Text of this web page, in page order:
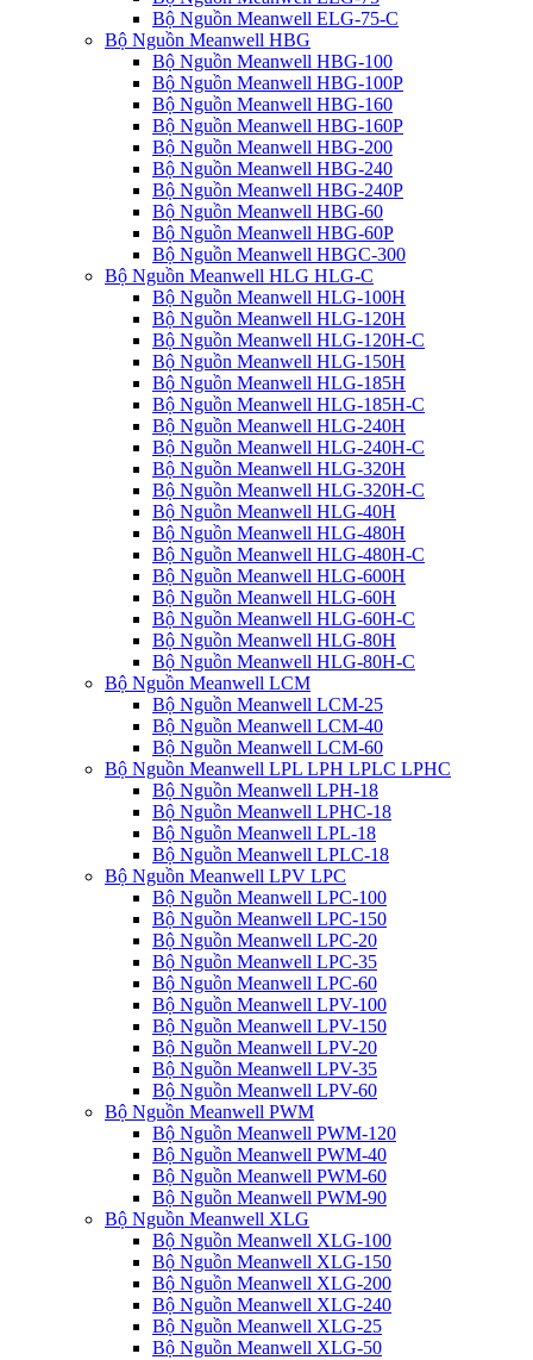
Bộ Nguồn Meanwell ELG-75-C
Bộ Nguồn Meanwell HBG
Bộ Nguồn Meanwell HBG-100
Bộ Nguồn Meanwell HBG-100P
Bộ Nguồn Meanwell HBG-160
Bộ Nguồn Meanwell HBG-160P
Bộ Nguồn Meanwell HBG-200
Bộ Nguồn Meanwell HBG-240
Bộ Nguồn Meanwell HBG-240P
Bộ Nguồn Meanwell HBG-60
Bộ Nguồn Meanwell HBG-60P
Bộ Nguồn Meanwell HBGC-300
Bộ Nguồn Meanwell HLG HLG-C
Bộ Nguồn Meanwell HLG-100H
Bộ Nguồn Meanwell HLG-120H
Bộ Nguồn Meanwell HLG-120H-C
Bộ Nguồn Meanwell HLG-150H
Bộ Nguồn Meanwell HLG-185H
Bộ Nguồn Meanwell HLG-185H-C
Bộ Nguồn Meanwell HLG-240H
Bộ Nguồn Meanwell HLG-240H-C
Bộ Nguồn Meanwell HLG-320H
Bộ Nguồn Meanwell HLG-320H-C
Bộ Nguồn Meanwell HLG-40H
Bộ Nguồn Meanwell HLG-480H
Bộ Nguồn Meanwell HLG-480H-C
Bộ Nguồn Meanwell HLG-600H
Bộ Nguồn Meanwell HLG-60H
Bộ Nguồn Meanwell HLG-60H-C
Bộ Nguồn Meanwell HLG-80H
Bộ Nguồn Meanwell HLG-80H-C
Bộ Nguồn Meanwell LCM
Bộ Nguồn Meanwell LCM-25
Bộ Nguồn Meanwell LCM-40
Bộ Nguồn Meanwell LCM-60
Bộ Nguồn Meanwell LPL LPH LPLC LPHC
Bộ Nguồn Meanwell LPH-18
Bộ Nguồn Meanwell LPHC-18
Bộ Nguồn Meanwell LPL-18
Bộ Nguồn Meanwell LPLC-18
Bộ Nguồn Meanwell LPV LPC
Bộ Nguồn Meanwell LPC-100
Bộ Nguồn Meanwell LPC-150
Bộ Nguồn Meanwell LPC-20
Bộ Nguồn Meanwell LPC-35
Bộ Nguồn Meanwell LPC-60
Bộ Nguồn Meanwell LPV-100
Bộ Nguồn Meanwell LPV-150
Bộ Nguồn Meanwell LPV-20
Bộ Nguồn Meanwell LPV-35
Bộ Nguồn Meanwell LPV-60
Bộ Nguồn Meanwell PWM
Bộ Nguồn Meanwell PWM-120
Bộ Nguồn Meanwell PWM-40
Bộ Nguồn Meanwell PWM-60
Bộ Nguồn Meanwell PWM-90
Bộ Nguồn Meanwell XLG
Bộ Nguồn Meanwell XLG-100
Bộ Nguồn Meanwell XLG-150
Bộ Nguồn Meanwell XLG-200
Bộ Nguồn Meanwell XLG-240
Bộ Nguồn Meanwell XLG-25
Bộ Nguồn Meanwell XLG-50